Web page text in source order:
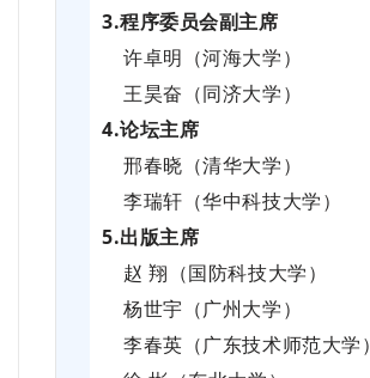
3.程序委员会副主席
许卓明（河海大学）
王昊奋（同济大学）
4.论坛主席
邢春晓（清华大学）
李瑞轩（华中科技大学）
5.出版主席
赵 翔（国防科技大学）
杨世宇（广州大学）
李春英（广东技术师范大学）